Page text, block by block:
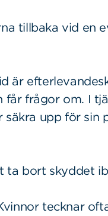
tillbaka vid en
är
får frågor om. I
säkra upp för sin
ta bort skyddet
tecknar